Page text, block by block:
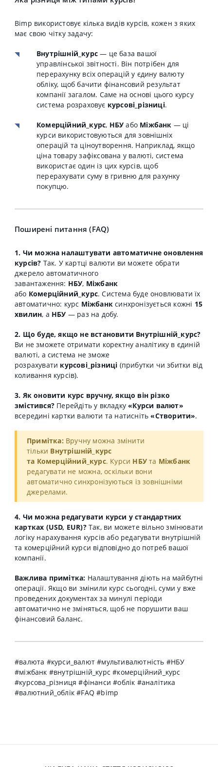
Bimp використовує кілька видів курсів, кожен з яких
має свою чітку задачу:
Внутрішній_курс — це база вашої
управлінської звітності. Він потрібен для
перерахунку всіх операцій у єдину валюту
обліку, щоб бачити фінансовий результат
компанії загалом. Саме на основі цього курсу
система розраховує курсові_різниці.
Комерційний_курс, НБУ або Міжбанк — ці
курси використовуються для зовнішніх
операцій та ціноутворення. Наприклад, якщо
ціна товару зафіксована у валюті, система
використає один із цих курсів, щоб
перерахувати суму в гривню для рахунку
покупцю.
Поширені питання (FAQ)
1. Чи можна налаштувати автоматичне оновлення
курсів? Так. У картці валюти ви можете обрати
джерело автоматичного
завантаження: НБУ, Міжбанк
або Комерційний_курс. Система буде оновлювати їх
автоматично: курс Міжбанк синхронізується кожні 15
хвилин, а НБУ — раз на добу.
2. Що буде, якщо не встановити Внутрішній_курс?
Ви не зможете отримати коректну аналітику в єдиній
валюті, а система не зможе
розрахувати курсові_різниці (прибутки чи збитки від
коливання курсів).
3. Як оновити курс вручну, якщо він різко
змістився? Перейдіть у вкладку«Курси валют»
всередині картки валюти та натисніть«Створити».
Примітка: Вручну можна змінити
тільки Внутрішній_курс
та Комерційний_курс. Курси НБУ та Міжбанк
редагувати не можна, оскільки вони
автоматично синхронізуються із зовнішніми
джерелами.
4. Чи можна редагувати курси у стандартних
картках (USD, EUR)?Так, ви можете вільно змінювати
логіку нарахування курсів або редагувати внутрішній
та комерційний курси відповідно до потреб вашої
компанії.
Важлива примітка: Налаштування діють на майбутні
операції. Якщо ви змінили курс сьогодні, суми у вже
проведених документах за минулі періоди
автоматично не зміняться, щоб не порушити ваш
фінансовий баланс.
#валюта #курси_валют #мультивалютність #НБУ
#міжбанк #внутрішній_курс #комерційний_курс
#курсова_різниця #фінанси #облік #аналітика
#валютний_облік #FAQ #bimp